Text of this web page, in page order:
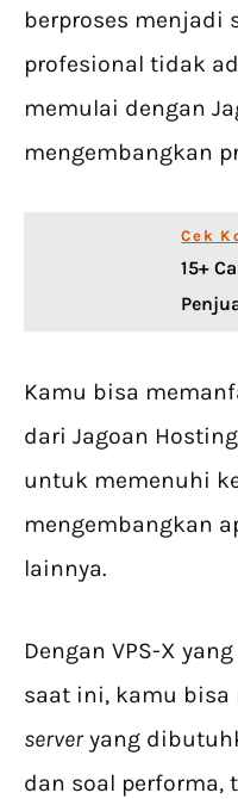
berproses menjadi
profesional tidak
memulai dengan
mengembangkan
Cek
15+
Kamu bisa
dari Jagoan
untuk memenuhi
mengembangkan
lainnya.
Dengan VPS-X
saat ini, kamu bisa
server yang
dan soal performa,